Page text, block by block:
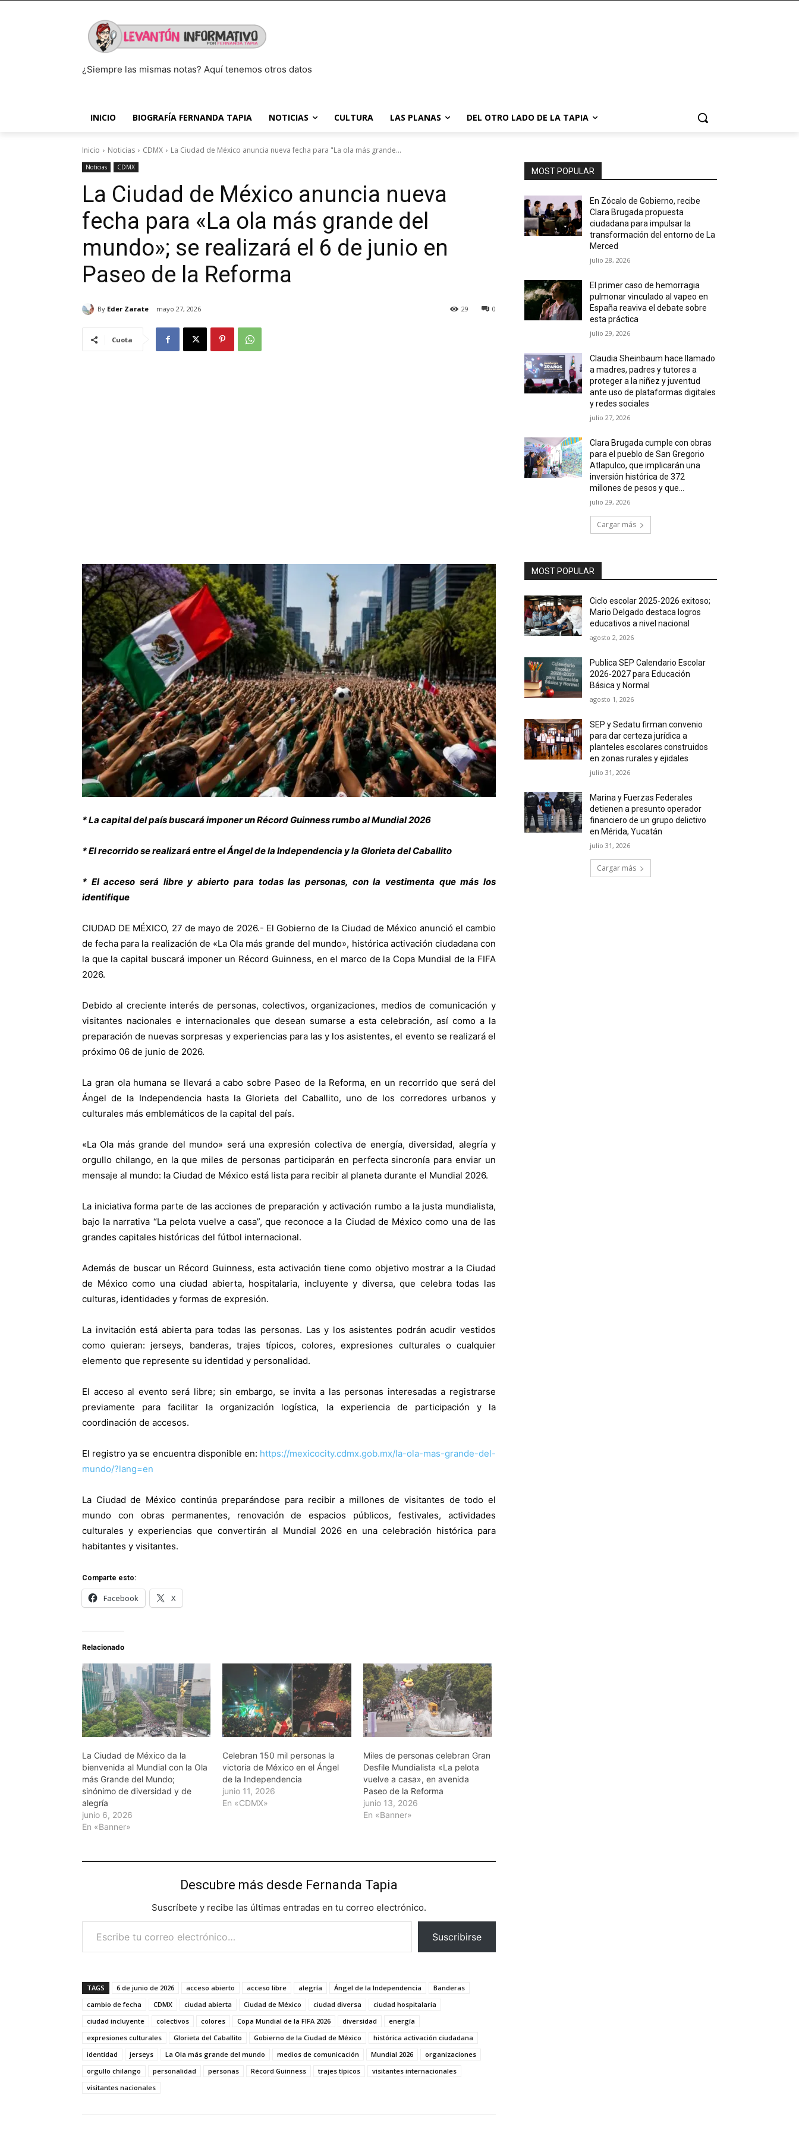
¿Siempre las mismas notas? Aquí tenemos otros datos
INICIO BIOGRAFÍA FERNANDA TAPIA NOTICIAS CULTURA LAS PLANAS DEL OTRO LADO DE LA TAPIA
Inicio Noticias CDMX La Ciudad de México anuncia nueva fecha para "La ola más grande...
Noticias CDMX
La Ciudad de México anuncia nueva
fecha para «La ola más grande del
mundo»; se realizará el 6 de junio en
Paseo de la Reforma
By Eder Zarate mayo 27, 2026 0
29
Cuota
* La capital del país buscará imponer un Récord Guinness rumbo al Mundial 2026
* El recorrido se realizará entre el Ángel de la Independencia y la Glorieta del Caballito
* El acceso será libre y abierto para todas las personas, con la vestimenta que más los
identifique
CIUDAD DE MÉXICO, 27 de mayo de 2026.- El Gobierno de la Ciudad de México anunció el cambio
de fecha para la realización de «La Ola más grande del mundo», histórica activación ciudadana con
la que la capital buscará imponer un Récord Guinness, en el marco de la Copa Mundial de la FIFA
2026.
Debido al creciente interés de personas, colectivos, organizaciones, medios de comunicación y
visitantes nacionales e internacionales que desean sumarse a esta celebración, así como a la
preparación de nuevas sorpresas y experiencias para las y los asistentes, el evento se realizará el
próximo 06 de junio de 2026.
La gran ola humana se llevará a cabo sobre Paseo de la Reforma, en un recorrido que será del
Ángel de la Independencia hasta la Glorieta del Caballito, uno de los corredores urbanos y
culturales más emblemáticos de la capital del país.
«La Ola más grande del mundo» será una expresión colectiva de energía, diversidad, alegría y
orgullo chilango, en la que miles de personas participarán en perfecta sincronía para enviar un
mensaje al mundo: la Ciudad de México está lista para recibir al planeta durante el Mundial 2026.
La iniciativa forma parte de las acciones de preparación y activación rumbo a la justa mundialista,
bajo la narrativa “La pelota vuelve a casa”, que reconoce a la Ciudad de México como una de las
grandes capitales históricas del fútbol internacional.
Además de buscar un Récord Guinness, esta activación tiene como objetivo mostrar a la Ciudad
de México como una ciudad abierta, hospitalaria, incluyente y diversa, que celebra todas las
culturas, identidades y formas de expresión.
La invitación está abierta para todas las personas. Las y los asistentes podrán acudir vestidos
como quieran: jerseys, banderas, trajes típicos, colores, expresiones culturales o cualquier
elemento que represente su identidad y personalidad.
El acceso al evento será libre; sin embargo, se invita a las personas interesadas a registrarse
previamente para facilitar la organización logística, la experiencia de participación y la
coordinación de accesos.
El registro ya se encuentra disponible en: https://mexicocity.cdmx.gob.mx/la-ola-mas-grande-del-
mundo/?lang=en
La Ciudad de México continúa preparándose para recibir a millones de visitantes de todo el
mundo con obras permanentes, renovación de espacios públicos, festivales, actividades
culturales y experiencias que convertirán al Mundial 2026 en una celebración histórica para
habitantes y visitantes.
Comparte esto:
Facebook X
Relacionado
La Ciudad de México da la
bienvenida al Mundial con la Ola
más Grande del Mundo;
sinónimo de diversidad y de
alegría
junio 6, 2026
En «Banner»
Celebran 150 mil personas la
victoria de México en el Ángel
de la Independencia
junio 11, 2026
En «CDMX»
Miles de personas celebran Gran
Desfile Mundialista «La pelota
vuelve a casa», en avenida
Paseo de la Reforma
junio 13, 2026
En «Banner»
Descubre más desde Fernanda Tapia
Suscríbete y recibe las últimas entradas en tu correo electrónico.
Escribe tu correo electrónico…
Suscribirse
TAGS 6 de junio de 2026 acceso abierto acceso libre alegría Ángel de la Independencia
Banderas
cambio de fecha
CDMX ciudad abierta Ciudad de México ciudad diversa
ciudad hospitalaria
ciudad incluyente
colectivos colores Copa Mundial de la FIFA 2026 diversidad
energía
expresiones culturales
Glorieta del Caballito Gobierno de la Ciudad de México
histórica activación ciudadana
identidad
jerseys La Ola más grande del mundo medios de comunicación Mundial 2026
organizaciones
orgullo chilango
personalidad personas Récord Guinness trajes típicos
visitantes internacionales
visitantes nacionales
MOST POPULAR
En Zócalo de Gobierno, recibe
Clara Brugada propuesta
ciudadana para impulsar la
transformación del entorno de La
Merced
julio 28, 2026
El primer caso de hemorragia
pulmonar vinculado al vapeo en
España reaviva el debate sobre
esta práctica
julio 29, 2026
Claudia Sheinbaum hace llamado
a madres, padres y tutores a
proteger a la niñez y juventud
ante uso de plataformas digitales
y redes sociales
julio 27, 2026
Clara Brugada cumple con obras
para el pueblo de San Gregorio
Atlapulco, que implicarán una
inversión histórica de 372
millones de pesos y que...
julio 29, 2026
Cargar más
MOST POPULAR
Ciclo escolar 2025-2026 exitoso;
Mario Delgado destaca logros
educativos a nivel nacional
agosto 2, 2026
Publica SEP Calendario Escolar
2026-2027 para Educación
Básica y Normal
agosto 1, 2026
SEP y Sedatu firman convenio
para dar certeza jurídica a
planteles escolares construidos
en zonas rurales y ejidales
julio 31, 2026
Marina y Fuerzas Federales
detienen a presunto operador
financiero de un grupo delictivo
en Mérida, Yucatán
julio 31, 2026
Cargar más